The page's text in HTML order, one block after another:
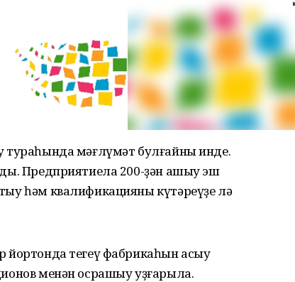
тураһында мәғлүмәт булғайны инде.
Предприятиела 200-ҙән ашыу эш
һәм квалификацияны күтәреүҙе лә
йортонда тегеү фабрикаһын асыу
менән осрашыу уҙғарыла.